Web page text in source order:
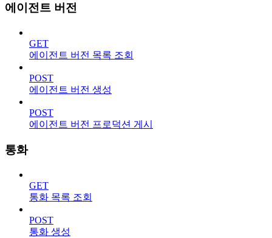
에이전트 버전
GET
에이전트 버전 목록 조회
POST
에이전트 버전 생성
POST
에이전트 버전 프로덕션 게시
통화
GET
통화 목록 조회
POST
통화 생성